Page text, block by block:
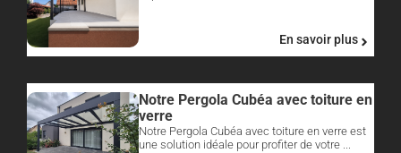
En savoir plus
Notre Pergola Cubéa avec toiture en
verre
Notre Pergola Cubéa avec toiture en verre est
une solution idéale pour profiter de votre ...